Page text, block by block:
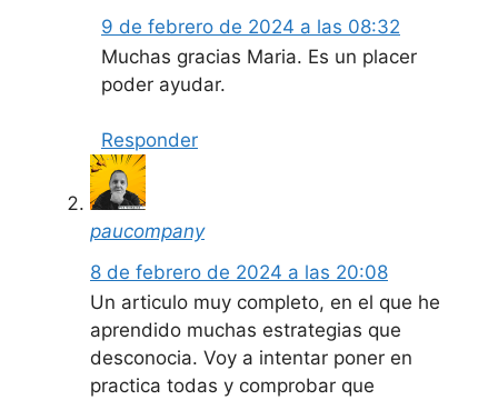
9 de febrero de 2024 a las 08:32
Muchas gracias Maria. Es un placer
poder ayudar.
Responder
paucompany
8 de febrero de 2024 a las 20:08
Un articulo muy completo, en el que he
aprendido muchas estrategias que
desconocia. Voy a intentar poner en
practica todas y comprobar que